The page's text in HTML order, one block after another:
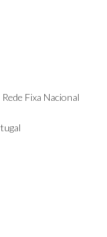
Fixa Nacional